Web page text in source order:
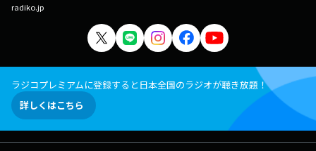
radiko.jp
ラジコプレミアムに登録すると日本全国のラジオが聴き放題！
詳しくはこちら